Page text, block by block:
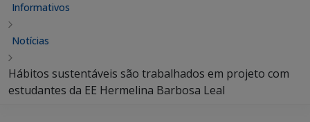
Informativos
Notícias
Hábitos sustentáveis são trabalhados em projeto com
estudantes da EE Hermelina Barbosa Leal